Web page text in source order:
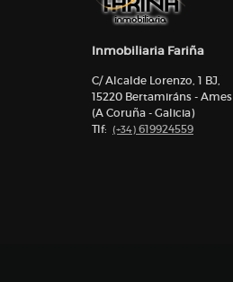
Inmobiliaria Fariña
C/ Alcalde Lorenzo, 1 BJ,
15220 Bertamiráns - Ames
(A Coruña - Galicia)
Tlf: (+34) 619924559